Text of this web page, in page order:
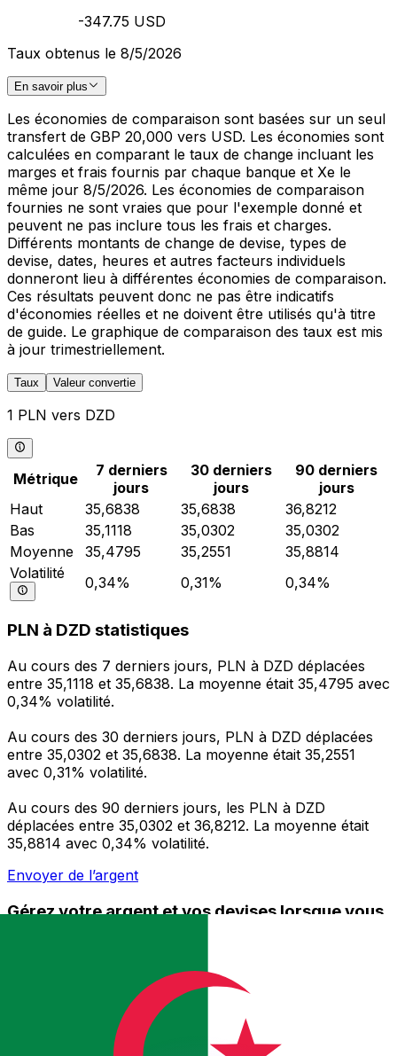
-347.75 USD
Taux obtenus le 8/5/2026
En savoir plus
Les économies de comparaison sont basées sur un seul
transfert de GBP 20,000 vers USD. Les économies sont
calculées en comparant le taux de change incluant les
marges et frais fournis par chaque banque et Xe le
même jour 8/5/2026. Les économies de comparaison
fournies ne sont vraies que pour l'exemple donné et
peuvent ne pas inclure tous les frais et charges.
Différents montants de change de devise, types de
devise, dates, heures et autres facteurs individuels
donneront lieu à différentes économies de comparaison.
Ces résultats peuvent donc ne pas être indicatifs
d'économies réelles et ne doivent être utilisés qu'à titre
de guide. Le graphique de comparaison des taux est mis
à jour trimestriellement.
Taux Valeur convertie
1 PLN vers DZD
Métrique
7 derniers
jours
30 derniers
jours
90 derniers
jours
Haut
35,6838 35,6838
36,8212
Bas
35,1118 35,0302
35,0302
Moyenne
35,4795 35,2551
35,8814
Volatilité
0,34% 0,31% 0,34%
PLN à DZD statistiques
Au cours des 7 derniers jours, PLN à DZD déplacées
entre 35,1118 et 35,6838. La moyenne était 35,4795 avec
0,34% volatilité.
Au cours des 30 derniers jours, PLN à DZD déplacées
entre 35,0302 et 35,6838. La moyenne était 35,2551
avec 0,31% volatilité.
Au cours des 90 derniers jours, les PLN à DZD
déplacées entre 35,0302 et 36,8212. La moyenne était
35,8814 avec 0,34% volatilité.
Envoyer de l’argent
Gérez votre argent et vos devises lorsque vous
L'application Xe réunit toutes les fonctionnalités
nécessaires pour vos transferts d'argent internationaux
et la gestion de vos devises. Convertissez des devises,
programmez des alertes de taux et transférez de
l'argent à l'étranger sans frais cachés. Téléchargez